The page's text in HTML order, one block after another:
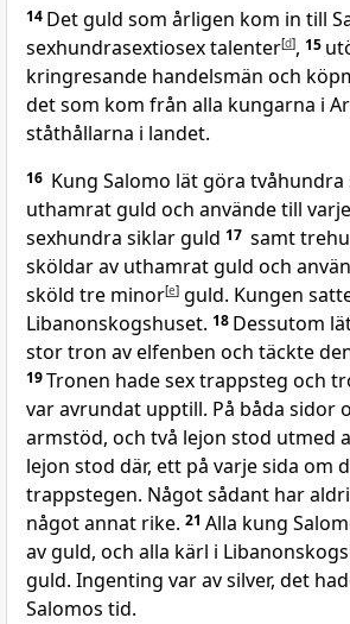
14 Det guld som årligen kom in till
sexhundrasextiosex talenter[d], 15
kringresande handelsmän och
det som kom från alla kungarna i
ståthållarna i landet.
16 Kung Salomo lät göra
uthamrat guld och använde till
sexhundra siklar guld 17 samt
sköldar av uthamrat guld och
sköld tre minor[e] guld. Kungen
Libanonskogshuset. 18 Dessutom
stor tron av elfenben och täckte
19Tronen hade sex trappsteg och
var avrundat upptill. På båda sidor
armstöd, och två lejon stod utmed
lejon stod där, ett på varje sida om
trappstegen. Något sådant har
något annat rike. 21 Alla kung
av guld, och alla kärl i
guld. Ingenting var av silver, det
Salomos tid.